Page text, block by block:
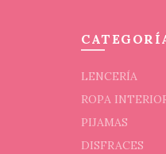
LENCERÍA
ROPA
PIJAMAS
DISFRACES